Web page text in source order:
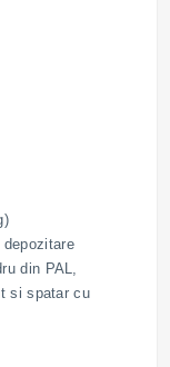
din PAL,
si spatar cu